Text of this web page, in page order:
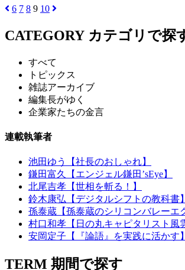
6 7 8 9 10
CATEGORY カテゴリで探
すべて
トピックス
雑誌アーカイブ
編集長がゆく
企業家たちの金言
連載執筆者
池田ゆう【社長のおしゃれ】
鎌田富久【エンジェル鎌田’sEye】
北尾吉孝【世相を斬る！】
鈴木康弘【デジタルシフトの教科書】
孫泰蔵【孫泰蔵のシリコンバレーエ
村口和孝【日の丸キャピタリスト風
安岡定子【『論語』を実践に活かす】
TERM 期間で探す